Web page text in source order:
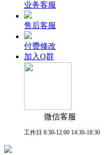
业务客服
售后客服
付费修改
加入Q群
微信客服
工作日 8:30-12:00 14:30-18:30